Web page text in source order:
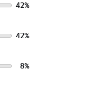
42%
42%
8%